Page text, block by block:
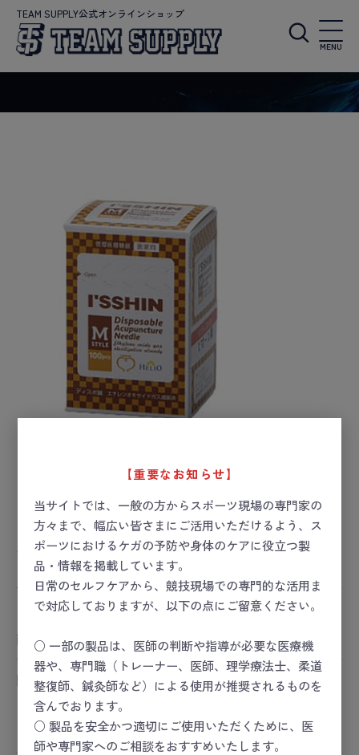
TEAM SUPPLY公式オンラインショップ
MENU
【重要なお知らせ】
当サイトでは、一般の方からスポーツ現場の専門家の
方々まで、幅広い皆さまにご活用いただけるよう、ス
ポーツにおけるケガの予防や身体のケアに役立つ製
品・情報を掲載しています。
日常のセルフケアから、競技現場での専門的な活用ま
で対応しておりますが、以下の点にご留意ください。
○ 一部の製品は、医師の判断や指導が必要な医療機
器や、専門職（トレーナー、医師、理学療法士、柔道
整復師、鍼灸師など）による使用が推奨されるものを
含んでおります。
○ 製品を安全かつ適切にご使用いただくために、医
師や専門家へのご相談をおすすめいたします。
ディスポ鍼Mstyle 寸3-2番/赤
お届け目安：1週間以内
ー 価格は会員のみ閲覧いただけます ー
商品コード：25-3157-07
関連カテゴリ
コンディショニング
コンディショニング
コンディショニング＞治療 ＞鍼灸